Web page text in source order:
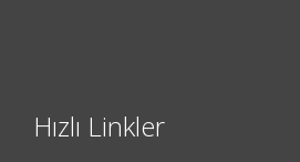
Hızlı Linkler